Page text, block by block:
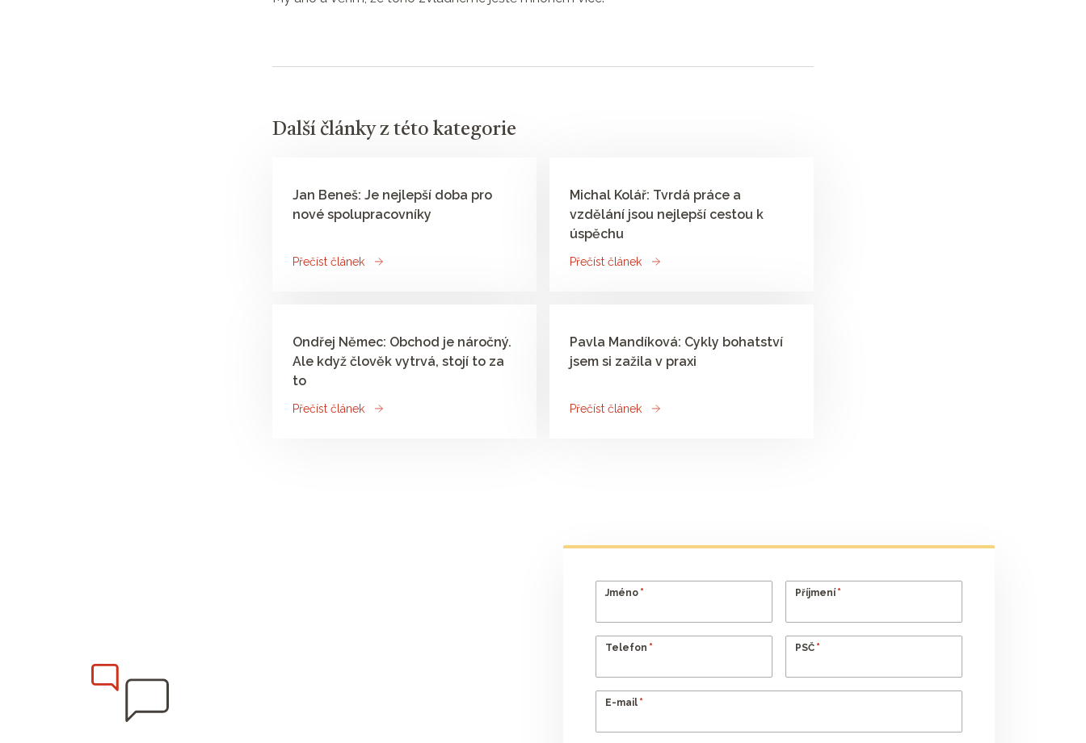
Další články z této kategorie
Jan Beneš: Je nejlepší doba pro
nové spolupracovníky
Přečíst článek
Michal Kolář: Tvrdá práce a
vzdělání jsou nejlepší cestou k
úspěchu
Přečíst článek
Ondřej Němec: Obchod je náročný.
Ale když člověk vytrvá, stojí to za
to
Přečíst článek
Pavla Mandíková: Cykly bohatství
jsem si zažila v praxi
Přečíst článek
Jméno * Příjmení *
Telefon * PSČ *
E-mail *